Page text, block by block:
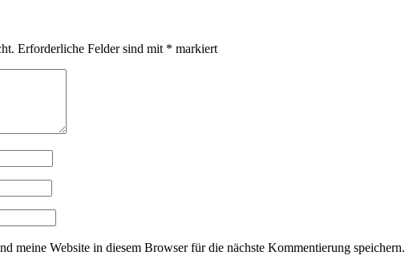
Erforderliche Felder sind mit * markiert
meine Website in diesem Browser für die nächste Kommentierung speichern.